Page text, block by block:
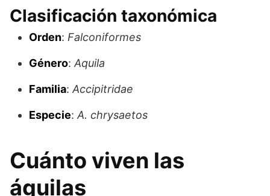
Clasificación taxonómica
Orden: Falconiformes
Género: Aquila
Familia: Accipitridae
Especie: A. chrysaetos
Cuánto viven las
águilas